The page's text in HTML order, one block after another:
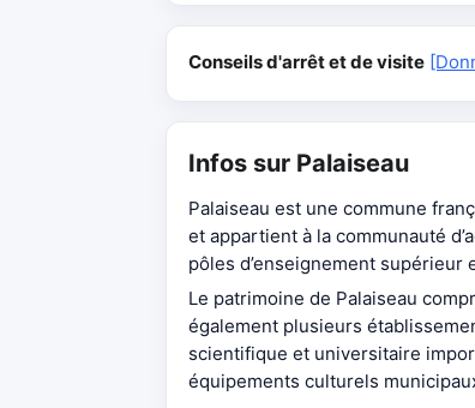
Conseils d'arrêt et de visite
Infos sur Palaiseau
Palaiseau est une commune
et appartient à la communauté
pôles d’enseignement supérieur
Le patrimoine de Palaiseau
également plusieurs
scientifique et universitaire
équipements culturels